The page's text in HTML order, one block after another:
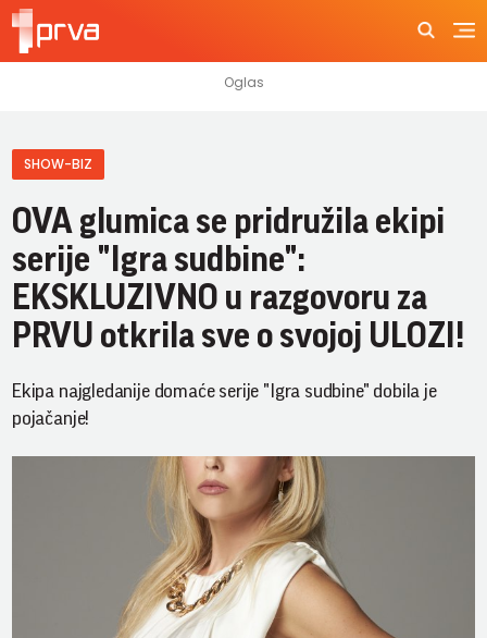
SHOW-BIZ
OVA glumica se pridružila ekipi
serije "Igra sudbine":
EKSKLUZIVNO u razgovoru za
PRVU otkrila sve o svojoj ULOZI!
Ekipa najgledanije domaće serije "Igra sudbine" dobila je
pojačanje!